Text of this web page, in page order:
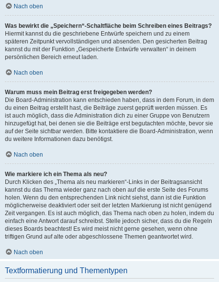
Nach oben
Was bewirkt die „Speichern“-Schaltfläche beim Schreiben eines Beitrags?
Hiermit kannst du die geschriebene Entwürfe speichern und zu einem
späteren Zeitpunkt vervollständigen und absenden. Den gesicherten Beitrag
kannst du mit der Funktion „Gespeicherte Entwürfe verwalten“ in deinem
persönlichen Bereich erneut laden.
Nach oben
Warum muss mein Beitrag erst freigegeben werden?
Die Board-Administration kann entschieden haben, dass in dem Forum, in dem
du einen Beitrag erstellt hast, die Beiträge zuerst geprüft werden müssen. Es
ist auch möglich, dass die Administration dich zu einer Gruppe von Benutzern
hinzugefügt hat, bei denen sie die Beiträge erst begutachten möchte, bevor sie
auf der Seite sichtbar werden. Bitte kontaktiere die Board-Administration, wenn
du weitere Informationen dazu benötigst.
Nach oben
Wie markiere ich ein Thema als neu?
Durch Klicken des „Thema als neu markieren“-Links in der Beitragsansicht
kannst du das Thema wieder ganz nach oben auf die erste Seite des Forums
holen. Wenn du den entsprechenden Link nicht siehst, dann ist die Funktion
möglicherweise deaktiviert oder seit der letzten Markierung ist nicht genügend
Zeit vergangen. Es ist auch möglich, das Thema nach oben zu holen, indem du
einfach eine Antwort darauf schreibst. Stelle jedoch sicher, dass du die Regeln
dieses Boards beachtest! Es wird meist nicht gerne gesehen, wenn ohne
triftigen Grund auf alte oder abgeschlossene Themen geantwortet wird.
Nach oben
Textformatierung und Thementypen